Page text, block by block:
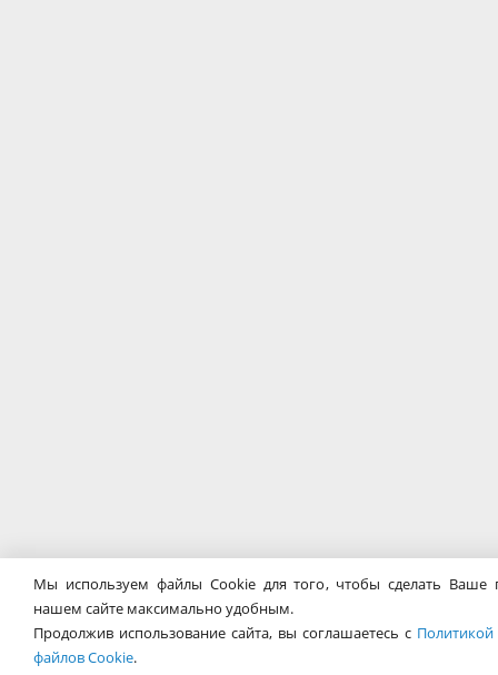
Мы используем файлы Cookie для того, чтобы сделать Ваше
нашем сайте максимально удобным.
Продолжив использование сайта, вы соглашаетесь с Политикой
файлов Cookie.